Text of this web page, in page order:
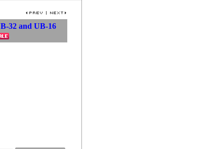
32 and UB-16